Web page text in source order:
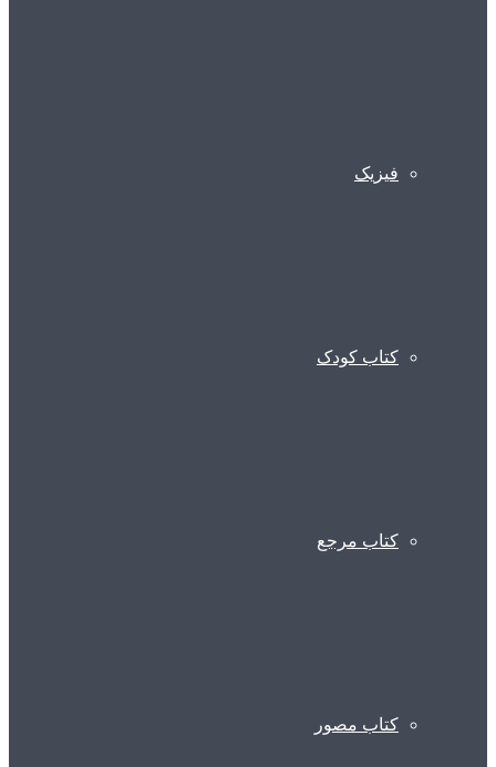
فیزیک
کتاب کودک
کتاب مرجع
کتاب مصور